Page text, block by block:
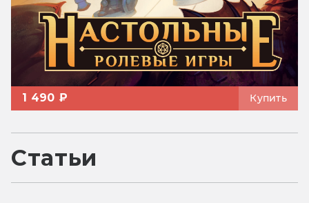
1 490 ₽ Купить
Статьи